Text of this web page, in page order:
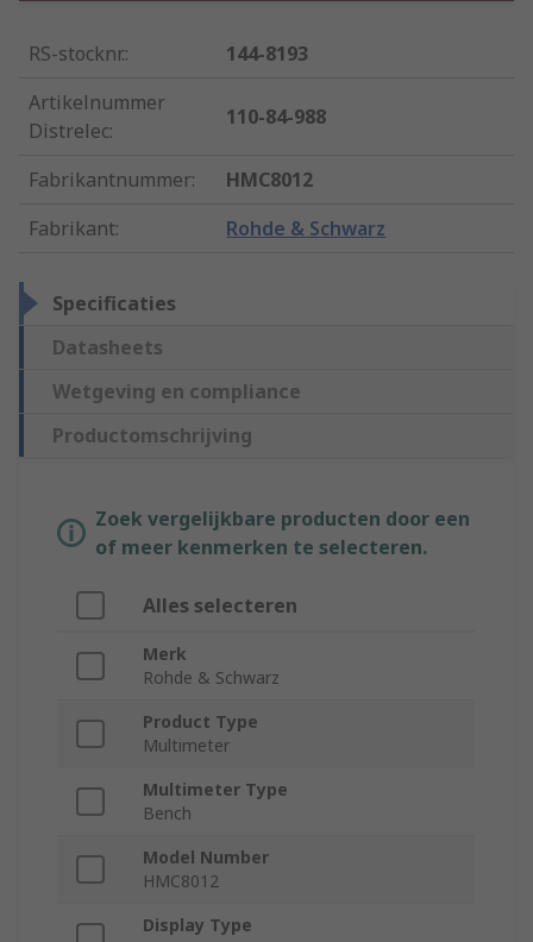
RS-stocknr.:
144-8193
Artikelnummer
Distrelec:
110-84-988
Fabrikantnummer:
HMC8012
Fabrikant: Rohde & Schwarz
Specificaties
Datasheets
Wetgeving en compliance
Productomschrijving
Zoek vergelijkbare producten door een
of meer kenmerken te selecteren.
Alles selecteren
Merk
Rohde & Schwarz
Product Type
Multimeter
Multimeter Type
Bench
Model Number
HMC8012
Display Type